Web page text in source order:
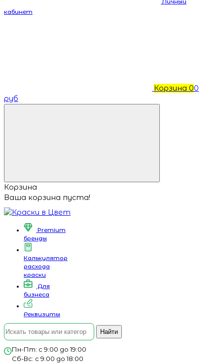
кабинет
Корзина 00
руб
Корзина
Ваша корзина пуста!
Premium
бренды
Калькулятор
расхода
краски
Для
бизнеса
Реквизиты
Найти
Пн-Пт: с 9:00 до 19:00
Сб-Вс: с 9:00 до 18:00